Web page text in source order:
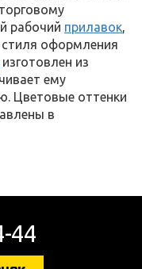
рабочий прилавок,
стиля оформления
изготовлен из
ему
Цветовые оттенки
в
44